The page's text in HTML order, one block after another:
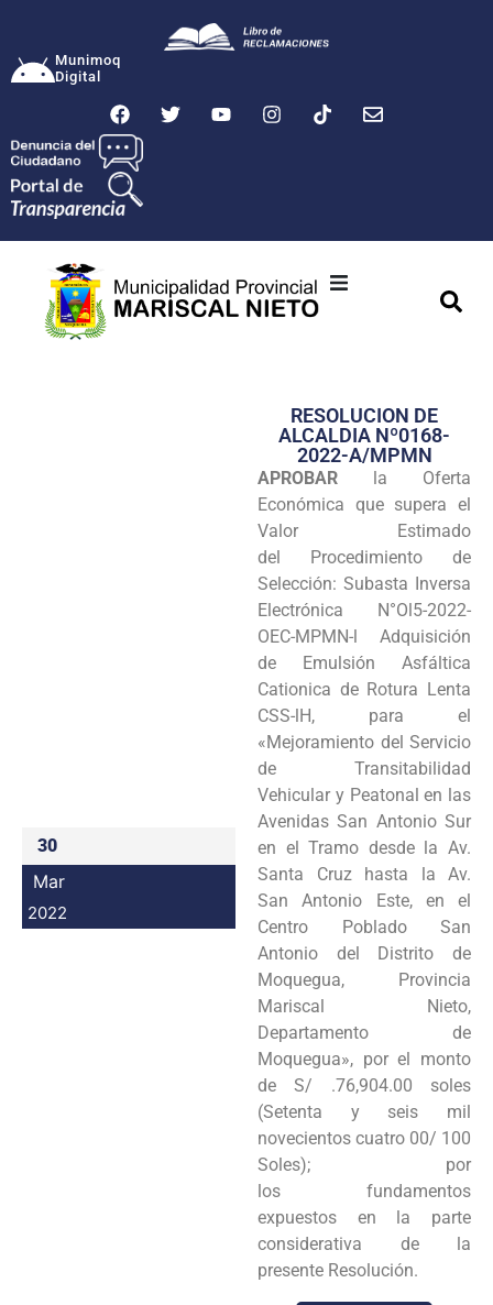
Munimoq
Digital
Transparencia
Seguridad
Programas
Intranet
30
Mar
2022
RESOLUCION DE
ALCALDIA Nº0168-
2022-A/MPMN
APROBAR la Oferta
Económica que supera el
Valor Estimado
del Procedimiento de
Selección: Subasta Inversa
Electrónica N°Ol5-2022-
OEC-MPMN-l Adquisición
de Emulsión Asfáltica
Cationica de Rotura Lenta
CSS-lH, para el
«Mejoramiento del Servicio
de Transitabilidad
Vehicular y Peatonal en las
Avenidas San Antonio Sur
en el Tramo desde la Av.
Santa Cruz hasta la Av.
San Antonio Este, en el
Centro Poblado San
Antonio del Distrito de
Moquegua, Provincia
Mariscal Nieto,
Departamento de
Moquegua», por el monto
de S/ .76,904.00 soles
(Setenta y seis mil
novecientos cuatro 00/ 100
Soles); por
los fundamentos
expuestos en la parte
considerativa de la
presente Resolución.